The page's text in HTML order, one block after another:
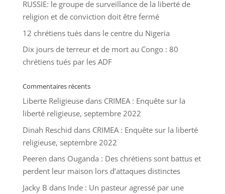
RUSSIE: le groupe de surveillance de la liberté de
religion et de conviction doit être fermé
12 chrétiens tués dans le centre du Nigeria
Dix jours de terreur et de mort au Congo : 80
chrétiens tués par les ADF
Commentaires récents
Liberte Religieusedans CRIMEA : Enquête sur la
liberté religieuse, septembre 2022
Dinah Reschid dans CRIMEA : Enquête sur la liberté
religieuse, septembre 2022
Peeren dans Ouganda : Des chrétiens sont battus et
perdent leur maison lors d’attaques distinctes
Jacky B dans Inde : Un pasteur agressé par une